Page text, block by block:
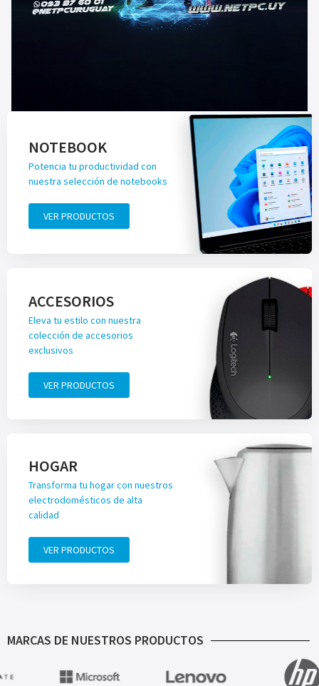
NOTEBOOK
Potencia tu productividad con
nuestra selección de notebooks
VER PRODUCTOS
ACCESORIOS
Eleva tu estilo con nuestra
colección de accesorios
exclusivos
VER PRODUCTOS
HOGAR
Transforma tu hogar con nuestros
electrodomésticos de alta
calidad
VER PRODUCTOS
MARCAS DE NUESTROS PRODUCTOS